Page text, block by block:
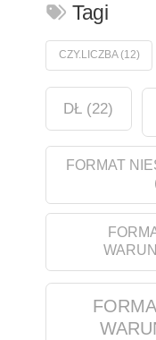
Tagi
CZY.LICZBA(12)
DŁ (22)
FORMAT